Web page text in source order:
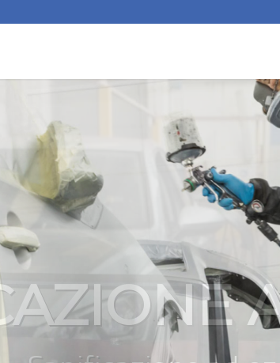
Servizi integrati per